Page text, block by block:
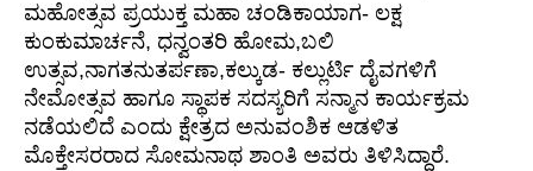
ಮಹೋತ್ಸವ ಪ್ರಯುಕ್ತ ಮಹಾ ಚಂಡಿಕಾಯಾಗ- ಲಕ್ಷ
ಕುಂಕುಮಾರ್ಚನೆ, ಧನ್ವಂತರಿ ಹೋಮ,ಬಲಿ
ಉತ್ಸವ,ನಾಗತನುತರ್ಪಣಾ,ಕಲ್ಕುಡ- ಕಲ್ಲುರ್ಟಿ ದೈವಗಳಿಗೆ
ನೇಮೋತ್ಸವ ಹಾಗೂ ಸ್ಥಾಪಕ ಸದಸ್ಯರಿಗೆ ಸನ್ಮಾನ ಕಾರ್ಯಕ್ರಮ
ನಡೆಯಲಿದೆ ಎಂದು ಕ್ಷೇತ್ರದ ಅನುವಂಶಿಕ ಆಡಳಿತ
ಮೊಕ್ತೇಸರರಾದ ಸೋಮನಾಥ ಶಾಂತಿ ಅವರು ತಿಳಿಸಿದ್ದಾರೆ.